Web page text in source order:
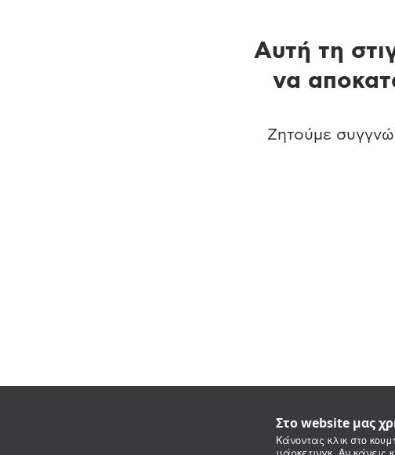
Στο website μας
Κάνοντας κλικ στο
Αυτή τη
να
Ζητούμε